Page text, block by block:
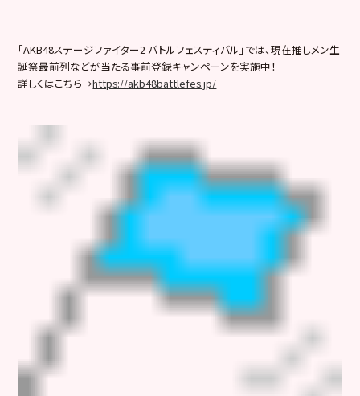
「AKB48ステージファイター2 バトルフェスティバル」では、現在推しメン生
誕祭最前列などが当たる事前登録キャンペーンを実施中！
詳しくはこちら→https://akb48battlefes.jp/